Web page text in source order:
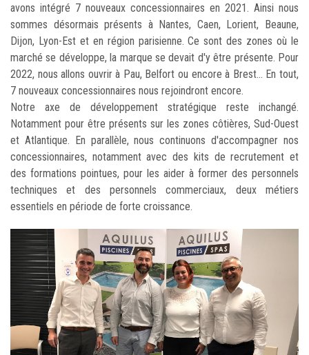
avons intégré 7 nouveaux concessionnaires en 2021. Ainsi nous
sommes désormais présents à Nantes, Caen, Lorient, Beaune,
Dijon, Lyon-Est et en région parisienne. Ce sont des zones où le
marché se développe, la marque se devait d'y être présente. Pour
2022, nous allons ouvrir à Pau, Belfort ou encore à Brest... En tout,
7 nouveaux concessionnaires nous rejoindront encore.
Notre axe de développement stratégique reste inchangé.
Notamment pour être présents sur les zones côtières, Sud-Ouest
et Atlantique. En parallèle, nous continuons d'accompagner nos
concessionnaires, notamment avec des kits de recrutement et
des formations pointues, pour les aider à former des personnels
techniques et des personnels commerciaux, deux métiers
essentiels en période de forte croissance.